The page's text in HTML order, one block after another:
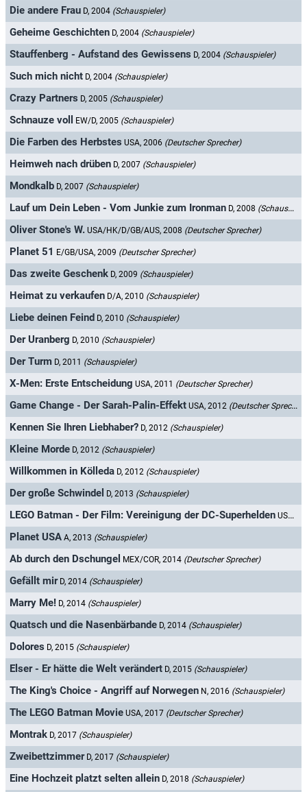
Die andere Frau D, 2004 (Schauspieler)
Geheime Geschichten D, 2004 (Schauspieler)
Stauffenberg - Aufstand des Gewissens D, 2004 (Schauspieler)
Such mich nicht D, 2004 (Schauspieler)
Crazy Partners D, 2005 (Schauspieler)
Schnauze voll EW/D, 2005 (Schauspieler)
Die Farben des Herbstes USA, 2006 (Deutscher Sprecher)
Heimweh nach drüben D, 2007 (Schauspieler)
Mondkalb D, 2007 (Schauspieler)
Lauf um Dein Leben - Vom Junkie zum Ironman D, 2008 (Schauspieler)
Oliver Stone's W. USA/HK/D/GB/AUS, 2008 (Deutscher Sprecher)
Planet 51 E/GB/USA, 2009 (Deutscher Sprecher)
Das zweite Geschenk D, 2009 (Schauspieler)
Heimat zu verkaufen D/A, 2010 (Schauspieler)
Liebe deinen Feind D, 2010 (Schauspieler)
Der Uranberg D, 2010 (Schauspieler)
Der Turm D, 2011 (Schauspieler)
X-Men: Erste Entscheidung USA, 2011 (Deutscher Sprecher)
Game Change - Der Sarah-Palin-Effekt USA, 2012 (Deutscher Sprecher)
Kennen Sie Ihren Liebhaber? D, 2012 (Schauspieler)
Kleine Morde D, 2012 (Schauspieler)
Willkommen in Kölleda D, 2012 (Schauspieler)
Der große Schwindel D, 2013 (Schauspieler)
LEGO Batman - Der Film: Vereinigung der DC-Superhelden USA/GB, 2013
Planet USA A, 2013 (Schauspieler)
Ab durch den Dschungel MEX/COR, 2014 (Deutscher Sprecher)
Gefällt mir D, 2014 (Schauspieler)
Marry Me! D, 2014 (Schauspieler)
Quatsch und die Nasenbärbande D, 2014 (Schauspieler)
Dolores D, 2015 (Schauspieler)
Elser - Er hätte die Welt verändert D, 2015 (Schauspieler)
The King's Choice - Angriff auf Norwegen N, 2016 (Schauspieler)
The LEGO Batman Movie USA, 2017 (Deutscher Sprecher)
Montrak D, 2017 (Schauspieler)
Zweibettzimmer D, 2017 (Schauspieler)
Eine Hochzeit platzt selten allein D, 2018 (Schauspieler)